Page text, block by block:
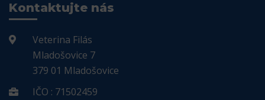
Kontaktujte nás
Veterina Filás
Mladošovice 7
379 01 Mladošovice
IČO : 71502459